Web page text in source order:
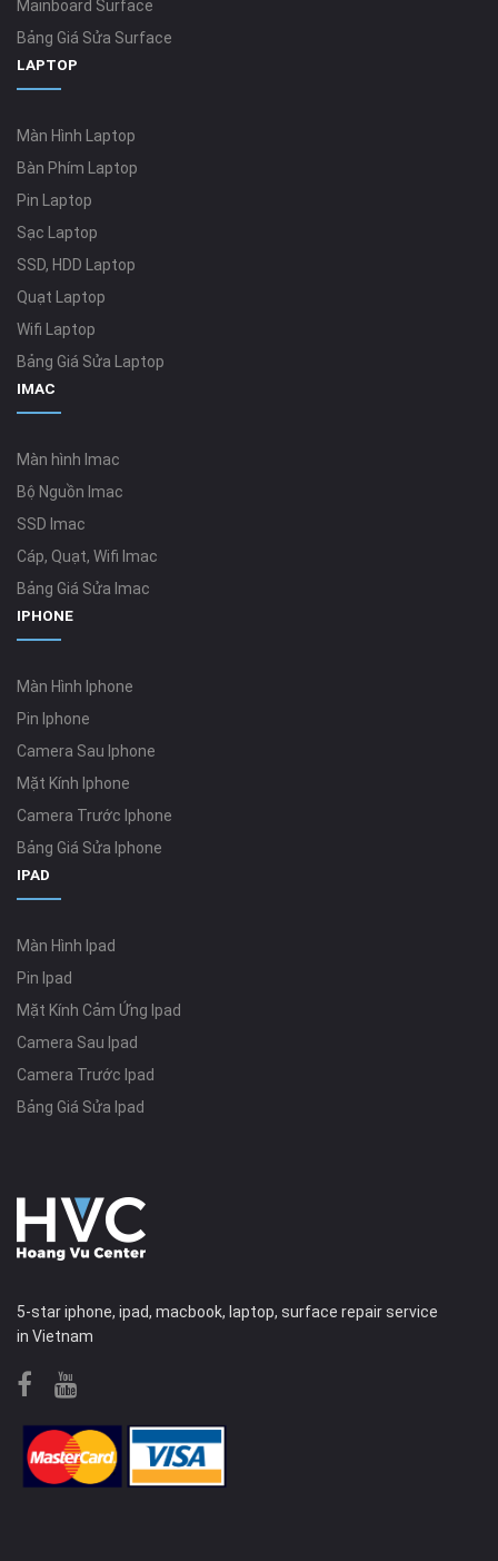
Mainboard Surface
Bảng Giá Sửa Surface
LAPTOP
Màn Hình Laptop
Bàn Phím Laptop
Pin Laptop
Sạc Laptop
SSD, HDD Laptop
Quạt Laptop
Wifi Laptop
Bảng Giá Sửa Laptop
IMAC
Màn hình Imac
Bộ Nguồn Imac
SSD Imac
Cáp, Quạt, Wifi Imac
Bảng Giá Sửa Imac
IPHONE
Màn Hình Iphone
Pin Iphone
Camera Sau Iphone
Mặt Kính Iphone
Camera Trước Iphone
Bảng Giá Sửa Iphone
IPAD
Màn Hình Ipad
Pin Ipad
Mặt Kính Cảm Ứng Ipad
Camera Sau Ipad
Camera Trước Ipad
Bảng Giá Sửa Ipad
5-star iphone, ipad, macbook, laptop, surface repair service
in Vietnam